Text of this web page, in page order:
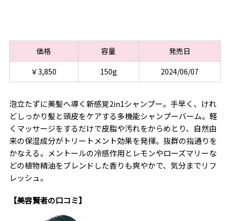
価格 容量
発売日
￥3,850
150g 2024/06/07
泡立たずに美髪へ導く新感覚2in1シャンプー。手早く、けれ
どしっかり髪と頭皮をケアする多機能シャンプーバーム。軽
くマッサージをするだけで皮脂や汚れをからめとり、自然由
来の保湿成分がトリートメント効果を発揮。抜群の指通りを
かなえる。メントールの冷感作用とレモンやローズマリーな
どの植物精油をブレンドした香りも爽やかで、気分までリフ
レッシュ。
【美容賢者の口コミ】